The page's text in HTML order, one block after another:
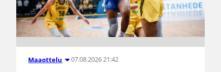
Maaottelu 07.08.2026 21:42